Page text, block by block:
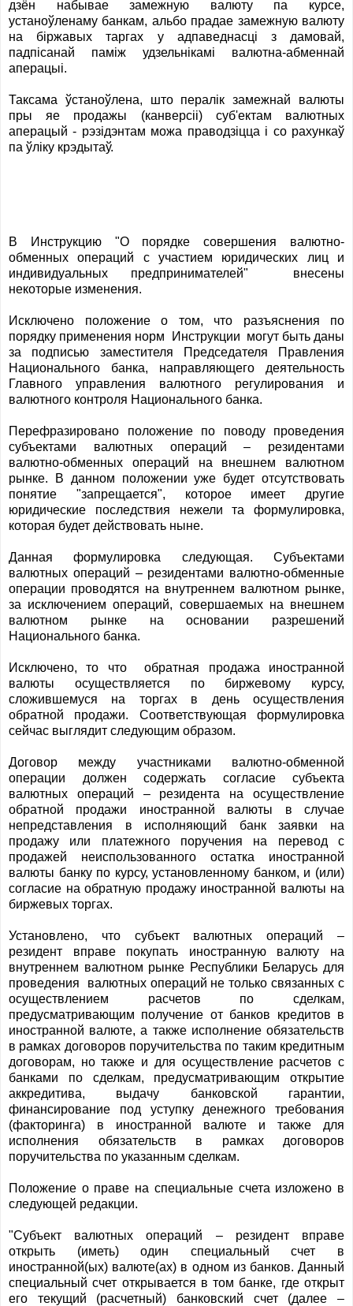
дзён набывае замежную валюту па курсе,
устаноўленаму банкам, альбо прадае замежную валюту
на біржавых таргах у адпаведнасці з дамовай,
падпісанай паміж удзельнікамі валютна-абменнай
аперацыі.
Таксама ўстаноўлена, што пералік замежнай валюты
пры яе продажы (канверсіі) суб'ектам валютных
аперацый - рэзідэнтам можа праводзіцца і cо рахункаў
па ўліку крэдытаў.
В Инструкцию "О порядке совершения валютно-
обменных операций с участием юридических лиц и
индивидуальных предпринимателей" внесены
некоторые изменения.
Исключено положение о том, что разъяснения по
порядку применения норм Инструкции могут быть даны
за подписью заместителя Председателя Правления
Национального банка, направляющего деятельность
Главного управления валютного регулирования и
валютного контроля Национального банка.
Перефразировано положение по поводу проведения
субъектами валютных операций – резидентами
валютно-обменных операций на внешнем валютном
рынке. В данном положении уже будет отсутствовать
понятие "запрещается", которое имеет другие
юридические последствия нежели та формулировка,
которая будет действовать ныне.
Данная формулировка следующая. Субъектами
валютных операций – резидентами валютно-обменные
операции проводятся на внутреннем валютном рынке,
за исключением операций, совершаемых на внешнем
валютном рынке на основании разрешений
Национального банка.
Исключено, то что обратная продажа иностранной
валюты осуществляется по биржевому курсу,
сложившемуся на торгах в день осуществления
обратной продажи. Соответствующая формулировка
сейчас выглядит следующим образом.
Договор между участниками валютно-обменной
операции должен содержать согласие субъекта
валютных операций – резидента на осуществление
обратной продажи иностранной валюты в случае
непредставления в исполняющий банк заявки на
продажу или платежного поручения на перевод с
продажей неиспользованного остатка иностранной
валюты банку по курсу, установленному банком, и (или)
согласие на обратную продажу иностранной валюты на
биржевых торгах.
Установлено, что субъект валютных операций –
резидент вправе покупать иностранную валюту на
внутреннем валютном рынке Республики Беларусь для
проведения валютных операций не только связанных с
осуществлением расчетов по сделкам,
предусматривающим получение от банков кредитов в
иностранной валюте, а также исполнение обязательств
в рамках договоров поручительства по таким кредитным
договорам, но также и для осуществление расчетов с
банками по сделкам, предусматривающим открытие
аккредитива, выдачу банковской гарантии,
финансирование под уступку денежного требования
(факторинга) в иностранной валюте и также для
исполнения обязательств в рамках договоров
поручительства по указанным сделкам.
Положение о праве на специальные счета изложено в
следующей редакции.
"Субъект валютных операций – резидент вправе
открыть (иметь) один специальный счет в
иностранной(ых) валюте(ах) в одном из банков. Данный
специальный счет открывается в том банке, где открыт
его текущий (расчетный) банковский счет (далее –